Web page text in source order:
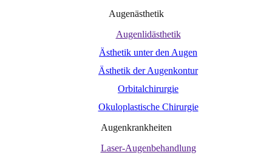
Augenästhetik
Augenlidästhetik
Ästhetik unter den Augen
Ästhetik der Augenkontur
Orbitalchirurgie
Okuloplastische Chirurgie
Augenkrankheiten
Laser-Augenbehandlung